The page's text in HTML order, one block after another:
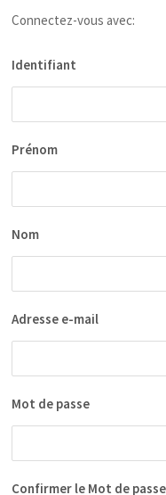
Connectez-vous avec:
Identifiant
Prénom
Nom
Adresse e-mail
Mot de passe
Confirmer le Mot de passe